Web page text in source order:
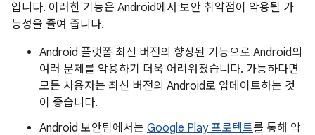
입니다. 이러한 기능은 Android에서 보안 취약점이 악용될 가
능성을 줄여 줍니다.
Android 플랫폼 최신 버전의 향상된 기능으로 Android의
여러 문제를 악용하기 더욱 어려워졌습니다. 가능하다면
모든 사용자는 최신 버전의 Android로 업데이트하는 것
이 좋습니다.
Android 보안팀에서는 Google Play 프로텍트를 통해 악